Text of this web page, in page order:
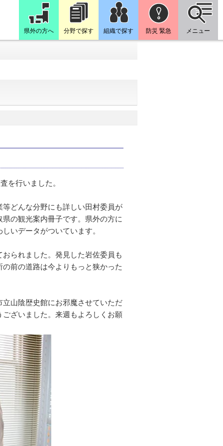
県外の方へ 分野で探す 組織で探す 防災 緊急 メニュー
を行いました。
どんな分野にも詳しい田村委員が
の観光案内冊子です。県外の方に
いデータがついています。
られました。発見した岩佐委員も
前の道路は今よりもっと狭かった
山陰歴史館にお邪魔させていただ
ざいました。来週もよろしくお願